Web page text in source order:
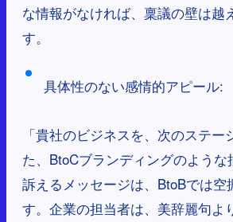
な情報がなければ、稟議の壁は越
す。
具体性のない感情的アピール:
「貴社のビジネスを、次のステー
た、BtoCブランディングのような
訴えるメッセージは、BtoBでは空
す。企業の担当者は、美辞麗句よ